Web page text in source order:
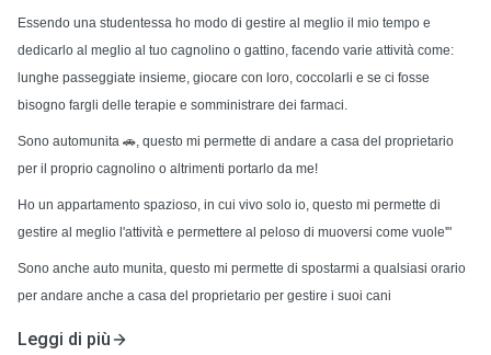
Essendo una studentessa ho modo di gestire al meglio il mio tempo e
dedicarlo al meglio al tuo cagnolino o gattino, facendo varie attività come:
lunghe passeggiate insieme, giocare con loro, coccolarli e se ci fosse
bisogno fargli delle terapie e somministrare dei farmaci.
Sono automunita 🚗, questo mi permette di andare a casa del proprietario
per il proprio cagnolino o altrimenti portarlo da me!
Ho un appartamento spazioso, in cui vivo solo io, questo mi permette di
gestire al meglio l'attività e permettere al peloso di muoversi come vuole'"
Sono anche auto munita, questo mi permette di spostarmi a qualsiasi orario
per andare anche a casa del proprietario per gestire i suoi cani
Leggi di più